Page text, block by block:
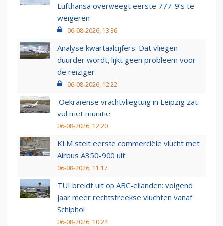
Lufthansa overweegt eerste 777-9’s te
weigeren
06-08-2026, 13:36
Analyse kwartaalcijfers: Dat vliegen
duurder wordt, lijkt geen probleem voor
de reiziger
06-08-2026, 12:22
'Oekraïense vrachtvliegtuig in Leipzig zat
vol met munitie'
06-08-2026, 12:20
KLM stelt eerste commerciële vlucht met
Airbus A350-900 uit
06-08-2026, 11:17
TUI breidt uit op ABC-eilanden: volgend
jaar meer rechtstreekse vluchten vanaf
Schiphol
06-08-2026, 10:24